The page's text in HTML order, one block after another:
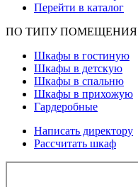
Перейти в каталог
ПО ТИПУ ПОМЕЩЕНИЯ
Шкафы в гостиную
Шкафы в детскую
Шкафы в спальню
Шкафы в прихожую
Гардеробные
Написать директору
Рассчитать шкаф